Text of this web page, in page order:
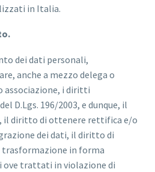
in Italia.
dei dati personali,
anche a mezzo delega o
associazione, i diritti
D.Lgs. 196/2003, e dunque, il
il diritto di ottenere rettifica e/o
dei dati, il diritto di
in forma
ove trattati in violazione di